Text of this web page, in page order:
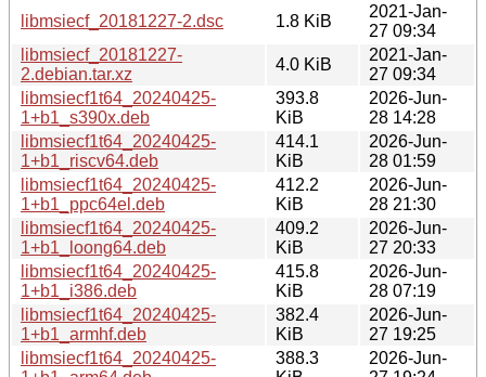
libmsiecf_20181227-2.dsc
1.8 KiB
2021-Jan-
27 09:34
libmsiecf_20181227-
2.debian.tar.xz
4.0 KiB
2021-Jan-
27 09:34
libmsiecf1t64_20240425-
1+b1_s390x.deb
393.8
KiB
2026-Jun-
28 14:28
libmsiecf1t64_20240425-
1+b1_riscv64.deb
414.1
KiB
2026-Jun-
28 01:59
libmsiecf1t64_20240425-
1+b1_ppc64el.deb
412.2
KiB
2026-Jun-
28 21:30
libmsiecf1t64_20240425-
1+b1_loong64.deb
409.2
KiB
2026-Jun-
27 20:33
libmsiecf1t64_20240425-
1+b1_i386.deb
415.8
KiB
2026-Jun-
28 07:19
libmsiecf1t64_20240425-
1+b1_armhf.deb
382.4
KiB
2026-Jun-
27 19:25
libmsiecf1t64_20240425-
388.3
2026-Jun-